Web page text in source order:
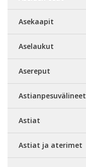
Asekaapit
Aselaukut
Asereput
Astianpesuvälineet
Astiat
Astiat ja aterimet